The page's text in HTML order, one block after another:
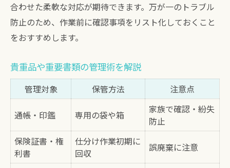
合わせた柔軟な対応が期待できます。万が一のトラブル
防止のため、作業前に確認事項をリスト化しておくこと
をおすすめします。
貴重品や重要書類の管理術を解説
管理対象 保管方法 注意点
通帳・印鑑 専用の袋や箱
家族で確認・紛失
防止
保険証書・権
利書
仕分け作業初期に
回収
誤廃棄に注意